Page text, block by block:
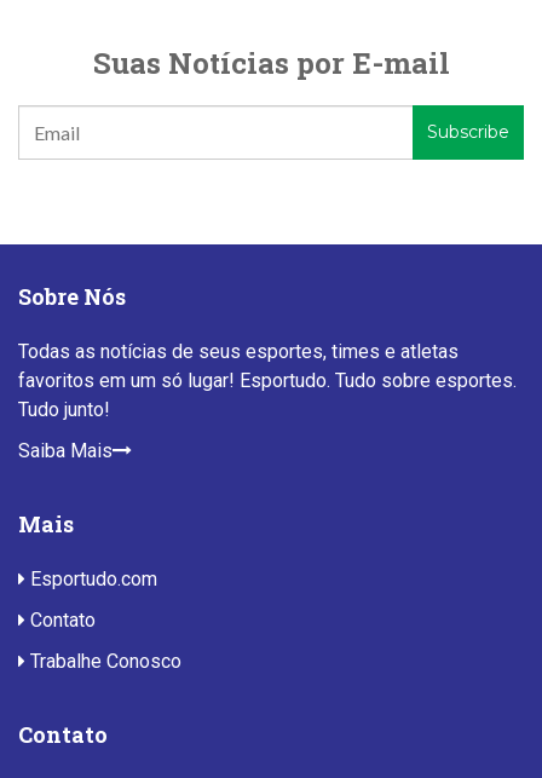
Suas Notícias por E-mail
Sobre Nós
Todas as notícias de seus esportes, times e atletas
favoritos em um só lugar! Esportudo. Tudo sobre esportes.
Tudo junto!
Saiba Mais
Mais
Esportudo.com
Contato
Trabalhe Conosco
Contato